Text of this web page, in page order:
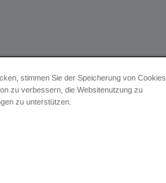
stimmen Sie der Speicherung von Cookies
zu verbessern, die Websitenutzung zu
zu unterstützen.